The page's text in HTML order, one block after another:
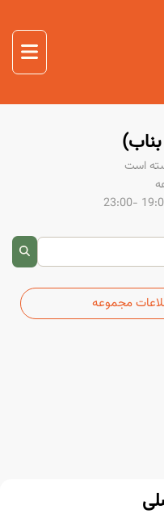
است
مجموعه